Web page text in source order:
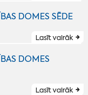
DOMES SĒDE
Lasīt vairāk
DOMES
Lasīt vairāk